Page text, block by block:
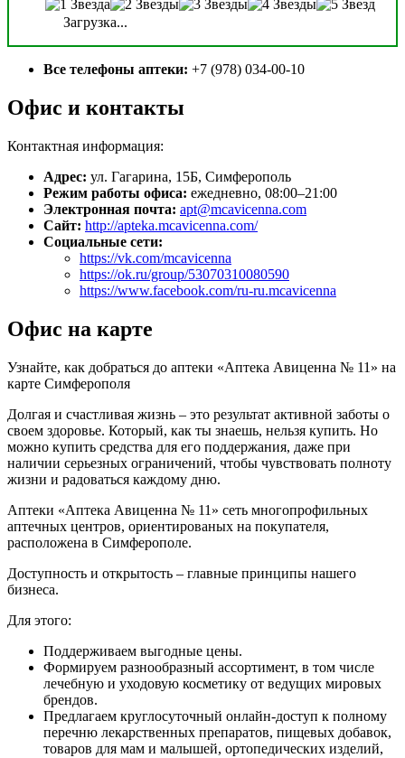
Загрузка...
Все телефоны аптеки: +7 (978) 034-00-10
Офис и контакты
Контактная информация:
Адрес: ул. Гагарина, 15Б, Симферополь
Режим работы офиса: ежедневно, 08:00–21:00
Электронная почта: apt@mcavicenna.com
Сайт: http://apteka.mcavicenna.com/
Социальные сети:
https://vk.com/mcavicenna
https://ok.ru/group/53070310080590
https://www.facebook.com/ru-ru.mcavicenna
Офис на карте
Узнайте, как добраться до аптеки «Аптека Авиценна № 11» на
карте Симферополя
Долгая и счастливая жизнь – это результат активной заботы о
своем здоровье. Который, как ты знаешь, нельзя купить. Но
можно купить средства для его поддержания, даже при
наличии серьезных ограничений, чтобы чувствовать полноту
жизни и радоваться каждому дню.
Аптеки «Аптека Авиценна № 11» сеть многопрофильных
аптечных центров, ориентированых на покупателя,
расположена в Симферополе.
Доступность и открытость – главные принципы нашего
бизнеса.
Для этого:
Поддерживаем выгодные цены.
Формируем разнообразный ассортимент, в том числе
лечебную и уходовую косметику от ведущих мировых
брендов.
Предлагаем круглосуточный онлайн-доступ к полному
перечню лекарственных препаратов, пищевых добавок,
товаров для мам и малышей, ортопедических изделий,